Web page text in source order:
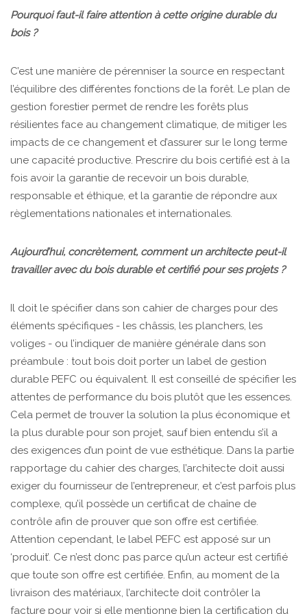
Pourquoi faut-il faire attention à cette origine durable du
bois ?
C’est une manière de pérenniser la source en respectant
l’équilibre des différentes fonctions de la forêt. Le plan de
gestion forestier permet de rendre les forêts plus
résilientes face au changement climatique, de mitiger les
impacts de ce changement et d’assurer sur le long terme
une capacité productive. Prescrire du bois certifié est à la
fois avoir la garantie de recevoir un bois durable,
responsable et éthique, et la garantie de répondre aux
règlementations nationales et internationales.
Aujourd’hui, concrètement, comment un architecte peut-il
travailler avec du bois durable et certifié pour ses projets ?
Il doit le spécifier dans son cahier de charges pour des
éléments spécifiques - les châssis, les planchers, les
voliges - ou l’indiquer de manière générale dans son
préambule : tout bois doit porter un label de gestion
durable PEFC ou équivalent. Il est conseillé de spécifier les
attentes de performance du bois plutôt que les essences.
Cela permet de trouver la solution la plus économique et
la plus durable pour son projet, sauf bien entendu s’il a
des exigences d’un point de vue esthétique. Dans la partie
rapportage du cahier des charges, l’architecte doit aussi
exiger du fournisseur de l’entrepreneur, et c’est parfois plus
complexe, qu’il possède un certificat de chaîne de
contrôle afin de prouver que son offre est certifiée.
Attention cependant, le label PEFC est apposé sur un
‘produit’. Ce n’est donc pas parce qu’un acteur est certifié
que toute son offre est certifiée. Enfin, au moment de la
livraison des matériaux, l’architecte doit contrôler la
facture pour voir si elle mentionne bien la certification du